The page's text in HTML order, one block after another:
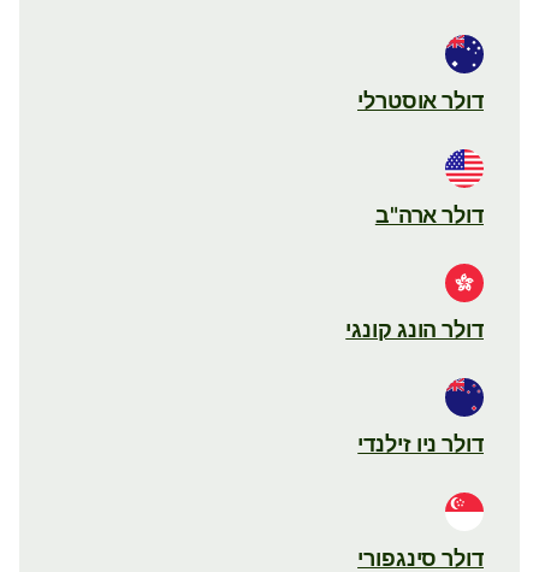
דולר אוסטרלי
דולר ארה"ב
דולר הונג קונגי
דולר ניו זילנדי
דולר סינגפורי